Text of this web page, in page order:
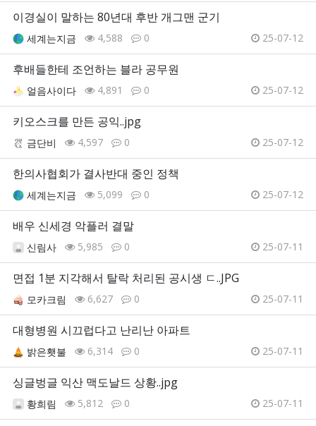
이경실이 말하는 80년대 후반 개그맨 군기
세계는지금 4,588 0 25-07-12
후배들한테 조언하는 블라 공무원
얼음사이다 4,891 0 25-07-12
키오스크를 만든 공익..jpg
금단비 4,597 0 25-07-12
한의사협회가 결사반대 중인 정책
세계는지금 5,099 0 25-07-12
배우 신세경 악플러 결말
신림사 5,985 0 25-07-11
면접 1분 지각해서 탈락 처리된 공시생 ㄷ..JPG
모카크림 6,627 0 25-07-11
대형병원 시끄럽다고 난리난 아파트
밝은횃불 6,314 0 25-07-11
싱글벙글 익산 맥도날드 상황..jpg
황희림 5,812 0 25-07-11